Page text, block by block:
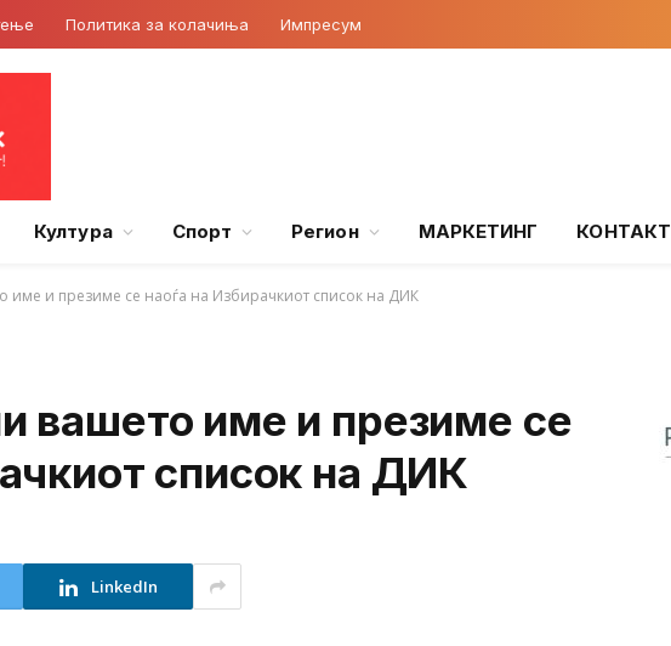
Политика за колачиња Импресум
Култура Спорт Регион МАРКЕТИНГ КОНТАКТ
име и презиме се наоѓа на Избирачкиот список на ДИК
вашето име и презиме се
список на ДИК
LinkedIn